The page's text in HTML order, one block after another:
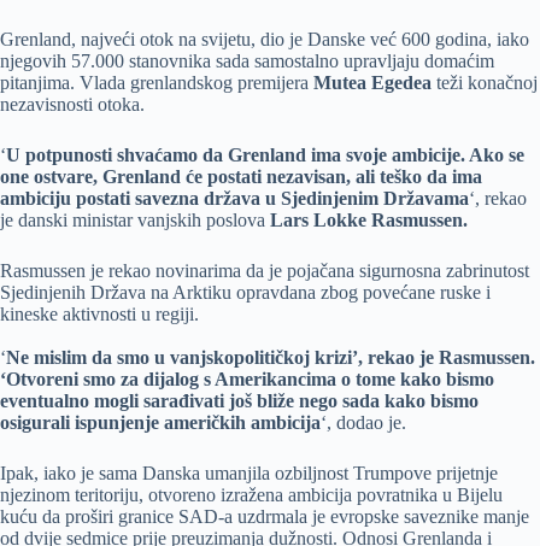
Grenland, najveći otok na svijetu, dio je Danske već 600 godina, iako
njegovih 57.000 stanovnika sada samostalno upravljaju domaćim
pitanjima. Vlada grenlandskog premijera Mutea Egedea teži konačnoj
nezavisnosti otoka.
‘U potpunosti shvaćamo da Grenland ima svoje ambicije. Ako se
one ostvare, Grenland će postati nezavisan, ali teško da ima
ambiciju postati savezna država u Sjedinjenim Državama‘, rekao
je danski ministar vanjskih poslova Lars Lokke Rasmussen.
Rasmussen je rekao novinarima da je pojačana sigurnosna zabrinutost
Sjedinjenih Država na Arktiku opravdana zbog povećane ruske i
kineske aktivnosti u regiji.
‘Ne mislim da smo u vanjskopolitičkoj krizi’, rekao je Rasmussen.
‘Otvoreni smo za dijalog s Amerikancima o tome kako bismo
eventualno mogli sarađivati još bliže nego sada kako bismo
osigurali ispunjenje američkih ambicija‘, dodao je.
Ipak, iako je sama Danska umanjila ozbiljnost Trumpove prijetnje
njezinom teritoriju, otvoreno izražena ambicija povratnika u Bijelu
kuću da proširi granice SAD-a uzdrmala je evropske saveznike manje
od dvije sedmice prije preuzimanja dužnosti. Odnosi Grenlanda i